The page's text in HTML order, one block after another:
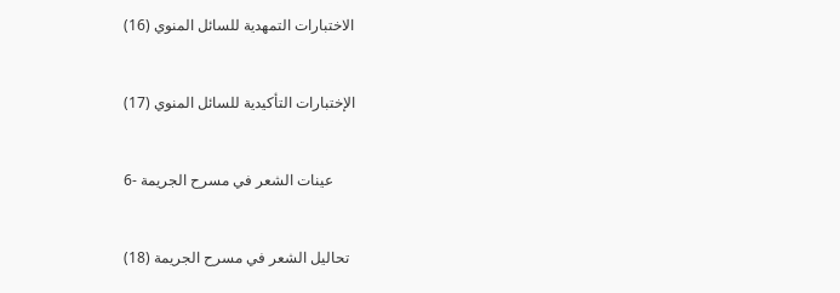
(16) الاختبارات التمهدية للسائل المنوي
(17) الإختبارات التأكيدية للسائل المنوي
6- عينات الشعر في مسرح الجريمة
(18) تحاليل الشعر في مسرح الجريمة